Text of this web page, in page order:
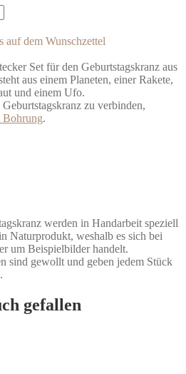
auf dem Wunschzettel
Set für den Geburtstagskranz aus
aus einem Planeten, einer Rakete,
und einem Ufo.
zu verbinden,
Bohrung.
werden in Handarbeit speziell
Naturprodukt, weshalb es sich bei
um Beispielbilder handelt.
sind gewollt und geben jedem Stück
gefallen